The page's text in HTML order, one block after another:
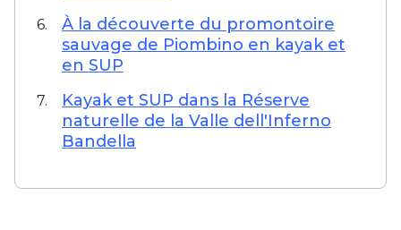
6.
À la découverte du promontoire
sauvage de Piombino en kayak et
en SUP
7.
Kayak et SUP dans la Réserve
naturelle de la Valle dell'Inferno
Bandella